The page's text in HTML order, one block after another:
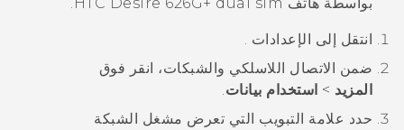
بواسطة هاتف HTC Desire 626G+ dual sim
.
انتقل إلى الإعدادات .
ضمن الاتصال اللاسلكي والشبكات، انقر فوق
المزيد > استخدام بيانات.
حدد علامة التبويب التي تعرض مشغل الشبكة